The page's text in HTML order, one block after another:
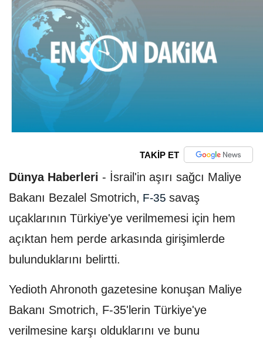
TAKİP ET
Dünya Haberleri - İsrail'in aşırı sağcı Maliye
Bakanı Bezalel Smotrich, F-35 savaş
uçaklarının Türkiye'ye verilmemesi için hem
açıktan hem perde arkasında girişimlerde
bulunduklarını belirtti.
Yedioth Ahronoth gazetesine konuşan Maliye
Bakanı Smotrich, F-35'lerin Türkiye'ye
verilmesine karşı olduklarını ve bunu